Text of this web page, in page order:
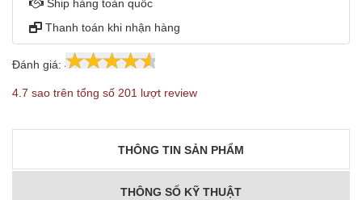
Ship hàng toàn quốc
Thanh toán khi nhận hàng
Đánh giá: 4.7 201
4.7 sao trên tổng số 201 lượt review
THÔNG TIN SẢN PHẨM
THÔNG SỐ KỸ THUẬT